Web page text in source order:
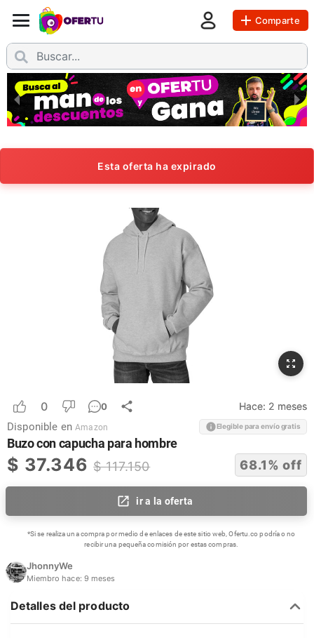
Comparte
Esta oferta ha expirado
0 0 Hace: 2 meses
Disponible en Amazon Elegible para envío gratis
Buzo con capucha para hombre
$ 37.346 $117.150 68.1% off
ir a la oferta
*Si se realiza una compra por medio de enlaces de este sitio web, Ofertu.co podría o no
recibir una pequeña comisión por estas compras.
JhonnyWe
Miembro hace: 9 meses
Detalles del producto